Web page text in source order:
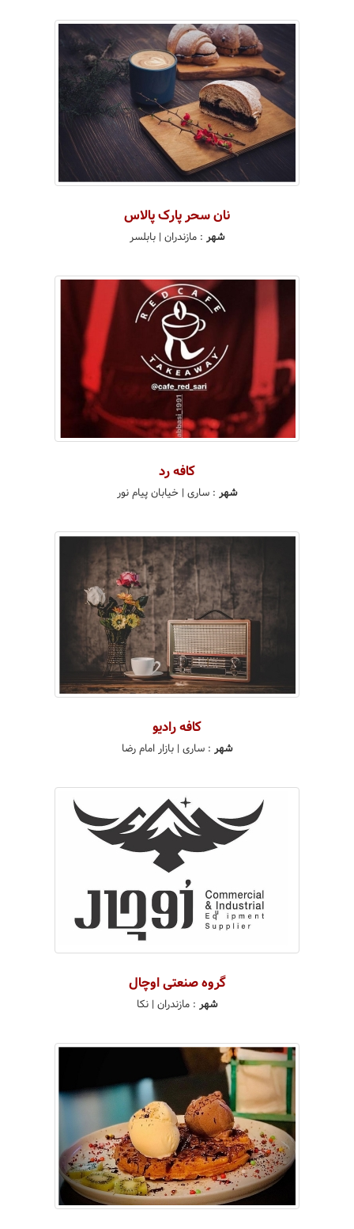
نان سحر پارک پالاس
شهر : مازندران | بابلسر
کافه رد
شهر : ساری | خيابان پيام نور
کافه رادیو
شهر : ساری | بازار امام رضا
گروه صنعتی اوچال
شهر : مازندران | نکا